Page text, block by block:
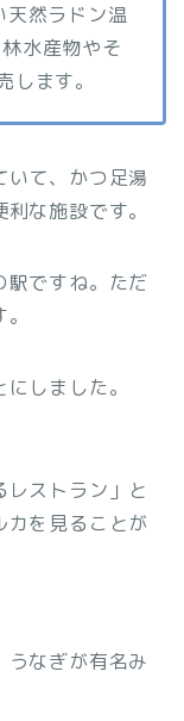
然ラドン温
水産物やそ
ます。
いて、かつ足湯
な施設です。
駅ですね。ただ
しました。
ストラン」と
カを見ることが
うなぎが有名み